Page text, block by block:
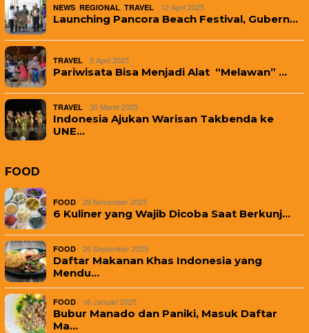
NEWS REGIONAL TRAVEL 12 April 2025
Launching Pancora Beach Festival, Gubern…
TRAVEL 5 April 2025
Pariwisata Bisa Menjadi Alat “Melawan” …
TRAVEL 30 Maret 2025
Indonesia Ajukan Warisan Takbenda ke
UNE…
FOOD
FOOD 29 November 2025
6 Kuliner yang Wajib Dicoba Saat Berkunj…
FOOD 20 September 2025
Daftar Makanan Khas Indonesia yang
Mendu…
FOOD 16 Januari 2025
Bubur Manado dan Paniki, Masuk Daftar
Ma…